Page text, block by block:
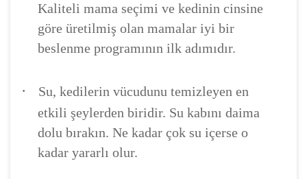
Kaliteli mama seçimi ve kedinin cinsine
göre üretilmiş olan mamalar iyi bir
beslenme programının ilk adımıdır.
·
Su, kedilerin vücudunu temizleyen en
etkili şeylerden biridir. Su kabını daima
dolu bırakın. Ne kadar çok su içerse o
kadar yararlı olur.